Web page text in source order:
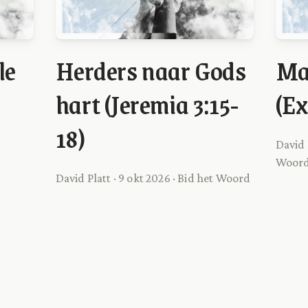
Herders naar Gods
hart (Jeremia 3:15-
18)
David Platt · 9 okt 2026 · Bid het Woord
David